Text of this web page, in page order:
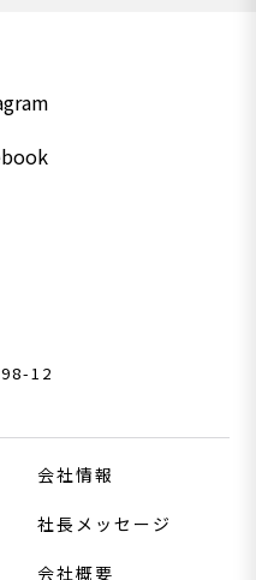
12
会社情報
社長メッセージ
会社概要